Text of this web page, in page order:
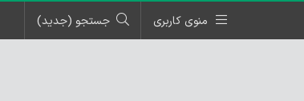
منوی کاربری جستجو (جدید)